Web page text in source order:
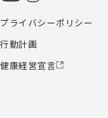
プライバシーポリシー
行動計画
健康経営宣言